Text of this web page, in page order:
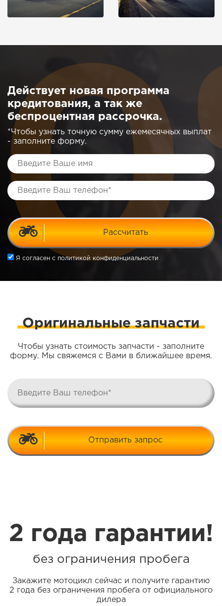
Действует новая программа
кредитования, а так же
беспроцентная рассрочка.
*Чтобы узнать точную сумму ежемесячных выплат
- заполните форму.
Рассчитать
Я согласен с политикой конфиденциальности
Оригинальные запчасти
Чтобы узнать стоимость запчасти - заполните
форму. Мы свяжемся с Вами в ближайшее время.
Отправить запрос
2 года гарантии!
без ограничения пробега
Закажите мотоцикл сейчас и получите гарантию
2 года без ограничения пробега от официального
дилера